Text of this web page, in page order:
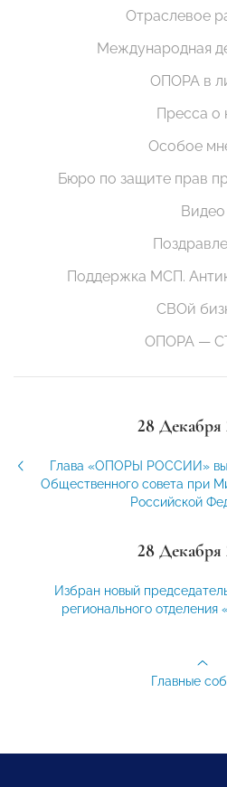
Отраслевое
Международная
ОПОРА в
Пресса о
Особое
Бюро по защите прав
Видео
Поддержка МСП.
СВОй
ОПОРА —
28 Декабря
Глава «ОПОРЫ РОССИИ»
Общественного совета при
Российской
28 Декабря
Избран новый
регионального
Главные